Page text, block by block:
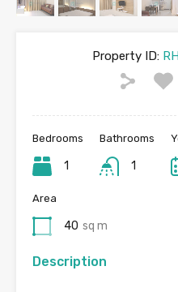
Property ID:
Bedrooms
1
Bathrooms
1
Area
40 sq m
Description